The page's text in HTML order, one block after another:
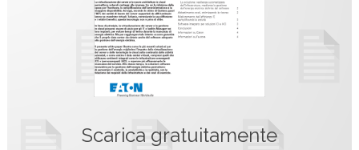
Scarica gratuitamente